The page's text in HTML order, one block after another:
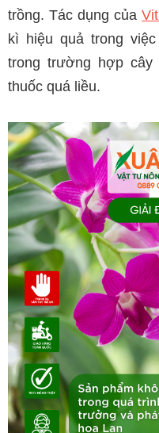
trồng. Tác dụng của
kì hiệu quả trong
trong trường hợp cây
thuốc quá liều.